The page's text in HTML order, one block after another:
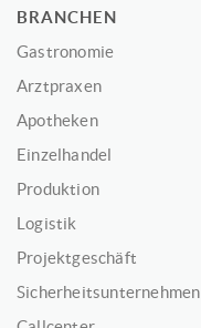
BRANCHEN
Gastronomie
Arztpraxen
Apotheken
Einzelhandel
Produktion
Logistik
Projektgeschäft
Sicherheitsunternehmen